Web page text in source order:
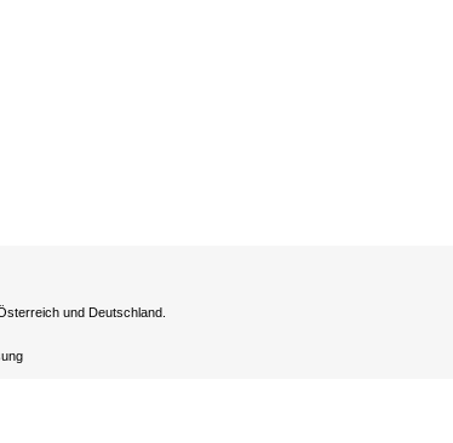
und Deutschland.